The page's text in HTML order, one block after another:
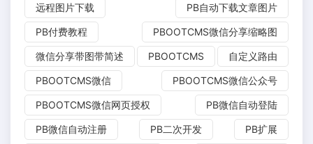
远程图片下载 PB自动下载文章图片
PB付费教程 PBOOTCMS微信分享缩略图
微信分享带图带简述 PBOOTCMS 自定义路由
PBOOTCMS微信 PBOOTCMS微信公众号
PBOOTCMS微信网页授权 PB微信自动登陆
PB微信自动注册 PB二次开发 PB扩展